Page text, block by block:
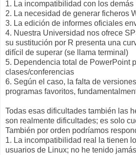
1. La incompatibilidad con los demás
2. La necesidad de generar ficheros
3. La edición de informes oficiales
4. Nuestra Universidad nos ofrece
su sustitución por R presenta una
difícil de superar (se llama terminal)
5. Dependencia total de PowerPoint
clases/conferencias
6. Según el caso, la falta de
programas favoritos,
Todas esas dificultades también las
son realmente dificultades; es solo
También por orden podríamos
1. La incompatibilidad real la tienen
usuarios de Linux; no he tenido